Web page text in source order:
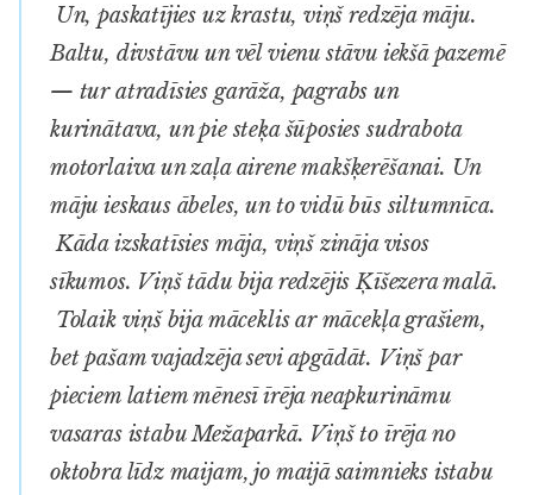
Un, paskatījies uz krastu, viņš redzēja māju.
Baltu, divstāvu un vēl vienu stāvu iekšā pazemē
— tur atradīsies garāža, pagrabs un
kurinātava, un pie steķa šūposies sudrabota
motorlaiva un zaļa airene makšķerēšanai. Un
māju ieskaus ābeles, un to vidū būs siltumnīca.
Kāda izskatīsies māja, viņš zināja visos
sīkumos. Viņš tādu bija redzējis Ķīšezera malā.
Tolaik viņš bija māceklis ar mācekļa grašiem,
bet pašam vajadzēja sevi apgādāt. Viņš par
pieciem latiem mēnesī īrēja neapkurināmu
vasaras istabu Mežaparkā. Viņš to īrēja no
oktobra līdz maijam, jo maijā saimnieks istabu